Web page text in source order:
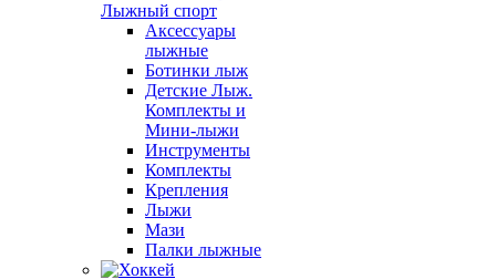
Лыжный спорт
Аксессуары
лыжные
Ботинки лыж
Детские Лыж.
Комплекты и
Мини-лыжи
Инструменты
Комплекты
Крепления
Лыжи
Мази
Палки лыжные